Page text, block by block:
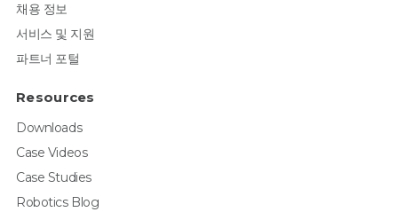
채용 정보
서비스 및 지원
파트너 포털
Resources
Downloads
Case Videos
Case Studies
Robotics Blog